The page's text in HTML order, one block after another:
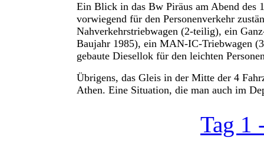
Ein Blick in das Bw Piräus am Abend des
vorwiegend für den Personenverkehr
Nahverkehrstriebwagen (2-teilig), ein
Baujahr 1985), ein MAN-IC-Triebwagen
gebaute Diesellok für den leichten
Übrigens, das Gleis in der Mitte der 4
Athen. Eine Situation, die man auch im
Tag 1